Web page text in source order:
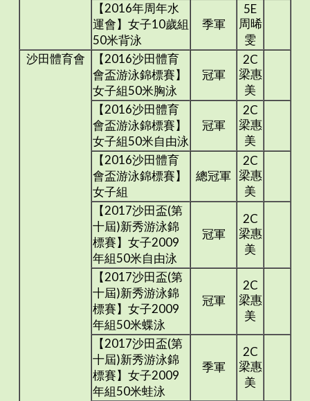
【2016年周年水
運會】女子10歲組
50米背泳
季軍
5E
周晞
雯
沙田體育會
【2016沙田體育
會盃游泳錦標賽】
女子組50米胸泳
冠軍
2C
梁惠
美
【2016沙田體育
會盃游泳錦標賽】
女子組50米自由泳
冠軍
2C
梁惠
美
【2016沙田體育
會盃游泳錦標賽】
女子組
總冠軍
2C
梁惠
美
【2017沙田盃(第
十屆)新秀游泳錦
標賽】女子2009
年組50米自由泳
冠軍
2C
梁惠
美
【2017沙田盃(第
十屆)新秀游泳錦
標賽】女子2009
年組50米蝶泳
冠軍
2C
梁惠
美
【2017沙田盃(第
十屆)新秀游泳錦
標賽】女子2009
年組50米蛙泳
季軍
2C
梁惠
美